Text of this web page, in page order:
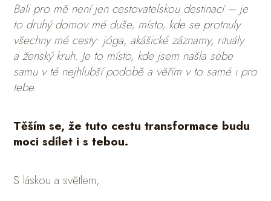
Bali pro mě není jen cestovatelskou destinací – je
to druhý domov mé duše, místo, kde se protnuly
všechny mé cesty: jóga, akášické záznamy, rituály
a ženský kruh. Je to místo, kde jsem našla sebe
samu v té nejhlubší podobě a věřím v to samé i pro
tebe.
Těším se, že tuto cestu transformace budu
moci sdílet i s tebou.
S láskou a světlem,